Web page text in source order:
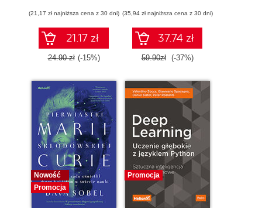
niezwykłych
(21,17 zł najniższa cena z 30 dni)
21.17 zł
24.90 zł (-15%)
(35,94 zł najniższa cena z 30 dni)
37.74 zł
59.90zł (-37%)
Nowość
Promocja
Promocja